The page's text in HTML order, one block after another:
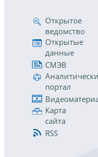
Открытое
ведомство
Открытые
данные
СМЭВ
портал
Карта
сайта
RSS